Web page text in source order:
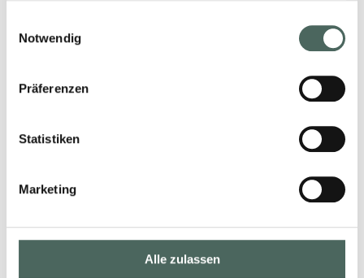
Notwendig
Präferenzen
Statistiken
Marketing
Alle zulassen